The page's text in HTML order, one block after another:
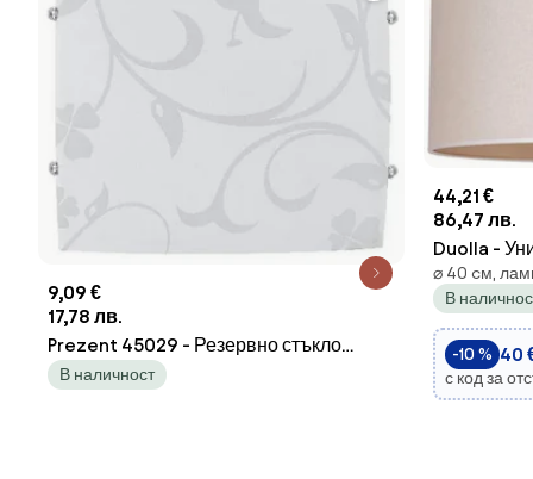
9,09 €
17,78 лв.
Prezent 45029 - Резервно стъкло
ORCHID E27
В наличност
44,21 €
86,47 лв.
Duolla -
E27 пр. 40
⌀ 40 cм,
В
-10 % 40
с код за